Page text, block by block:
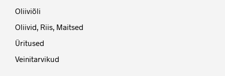
Oliiviõli
Oliivid, Riis, Maitsed
Üritused
Veinitarvikud